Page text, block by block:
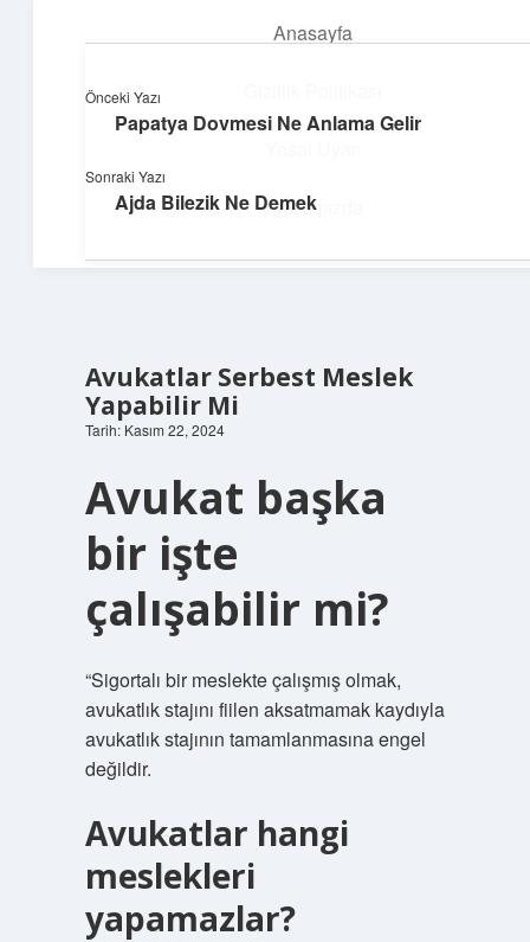
Anasayfa
Hakkımızda
Pratik Çözüm Rehberi
Hayatını kolaylaştıran zekice fikirler!
Avukatlar Serbest Meslek
Yapabilir Mi
Tarih: Kasım 22, 2024
Avukat başka
bir işte
çalışabilir mi?
“Sigortalı bir meslekte çalışmış olmak,
avukatlık stajını fiilen aksatmamak kaydıyla
avukatlık stajının tamamlanmasına engel
değildir.
Avukatlar hangi
meslekleri
yapamazlar?
Önceki Yazı
Papatya Dovmesi Ne Anlama Gelir
Sonraki Yazı
Ajda Bilezik Ne Demek